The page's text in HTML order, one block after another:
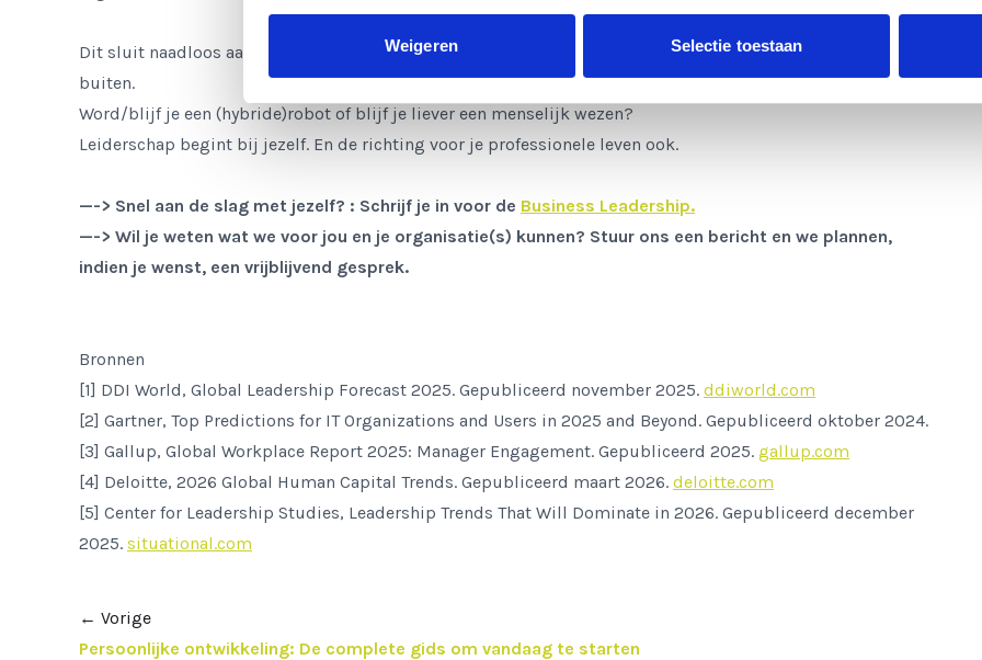
Weigeren Selectie toestaan
Dit sluit naadloos aan bij onze visie: leiderschap is een bestaanshouding die je ontwikkelt. Van binnen naar
buiten.
Word/blijf je een (hybride)robot of blijf je liever een menselijk wezen?
Leiderschap begint bij jezelf. En de richting voor je professionele leven ook.
—-> Snel aan de slag met jezelf? : Schrijf je in voor de Business Leadership.
—-> Wil je weten wat we voor jou en je organisatie(s) kunnen? Stuur ons een bericht en we plannen,
indien je wenst, een vrijblijvend gesprek.
Bronnen
[1] DDI World, Global Leadership Forecast 2025. Gepubliceerd november 2025. ddiworld.com
[2] Gartner, Top Predictions for IT Organizations and Users in 2025 and Beyond. Gepubliceerd oktober 2024.
[3] Gallup, Global Workplace Report 2025: Manager Engagement. Gepubliceerd 2025. gallup.com
[4] Deloitte, 2026 Global Human Capital Trends. Gepubliceerd maart 2026. deloitte.com
[5] Center for Leadership Studies, Leadership Trends That Will Dominate in 2026. Gepubliceerd december
2025. situational.com
← Vorige
Persoonlijke ontwikkeling: De complete gids om vandaag te starten